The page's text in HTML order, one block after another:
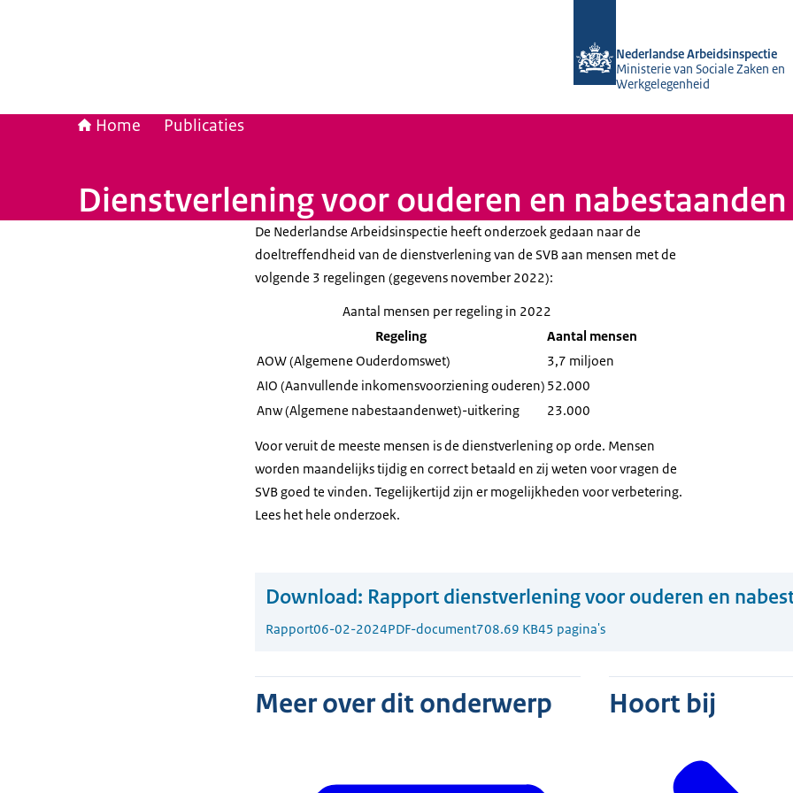
Nederlandse Arbeidsinspectie
Ministerie van Sociale Zaken en
Werkgelegenheid
Home Publicaties
Dienstverlening voor ouderen en nabestaanden
De Nederlandse Arbeidsinspectie heeft onderzoek gedaan naar de
doeltreffendheid van de dienstverlening van de SVB aan mensen met de
volgende 3 regelingen (gegevens november 2022):
Aantal mensen per regeling in 2022
Regeling
Aantal mensen
AOW (Algemene Ouderdomswet)
3,7 miljoen
AIO (Aanvullende inkomensvoorziening ouderen) 52.000
Anw (Algemene nabestaandenwet)-uitkering
23.000
Voor veruit de meeste mensen is de dienstverlening op orde. Mensen
worden maandelijks tijdig en correct betaald en zij weten voor vragen de
SVB goed te vinden. Tegelijkertijd zijn er mogelijkheden voor verbetering.
Lees het hele onderzoek.
Download: Rapport dienstverlening voor ouderen en
Rapport06-02-2024PDF-document708.69 KB45 pagina's
Meer over dit onderwerp Hoort bij